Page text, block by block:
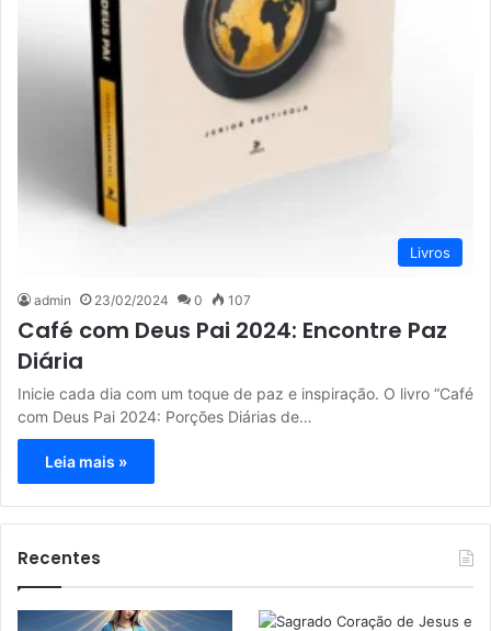
Livros
admin 23/02/2024 0 107
Café com Deus Pai 2024: Encontre Paz
Diária
Inicie cada dia com um toque de paz e inspiração. O livro “Café
com Deus Pai 2024: Porções Diárias de…
Leia mais »
Recentes